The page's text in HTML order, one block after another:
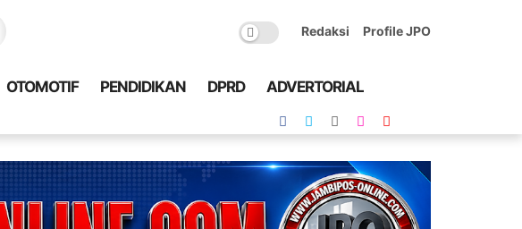
Redaksi Profile JPO
OTOMOTIF PENDIDIKAN DPRD ADVERTORIAL